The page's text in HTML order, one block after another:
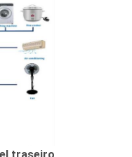
traseiro